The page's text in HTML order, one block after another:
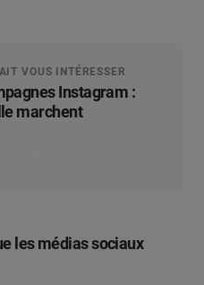
VOUS INTÉRESSER
Instagram :
marchent
les médias sociaux